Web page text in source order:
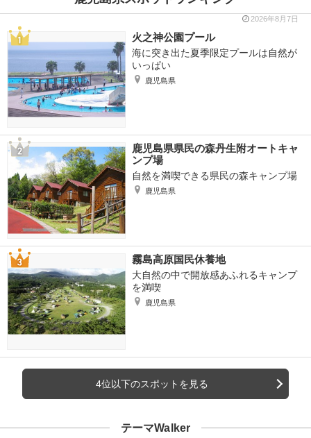
2026年8月7日
火之神公園プール
海に突き出た夏季限定プールは自然が
いっぱい
鹿児島県
鹿児島県県民の森丹生附オートキャ
ンプ場
自然を満喫できる県民の森キャンプ場
鹿児島県
霧島高原国民休養地
大自然の中で開放感あふれるキャンプ
を満喫
鹿児島県
4位以下のスポットを見る
テーマWalker